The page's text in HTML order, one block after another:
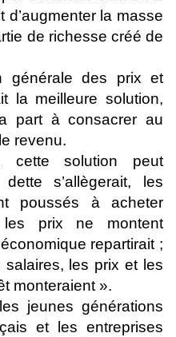
la masse
de richesse créé de
générale des prix et
la meilleure solution,
part à consacrer au
revenu.
cette solution peut
s’allègerait, les
poussés à acheter
prix ne montent
repartirait ;
les prix et les
monteraient ».
jeunes générations
et les entreprises